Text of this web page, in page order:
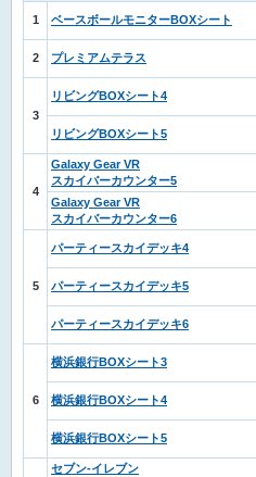
1 ベースボールモニターBOXシート
2 プレミアムテラス
3
リビングBOXシート4
リビングBOXシート5
4
Galaxy Gear VR
スカイバーカウンター5
Galaxy Gear VR
スカイバーカウンター6
5
パーティースカイデッキ4
パーティースカイデッキ5
パーティースカイデッキ6
6
横浜銀行BOXシート3
横浜銀行BOXシート4
横浜銀行BOXシート5
セブン-イレブン